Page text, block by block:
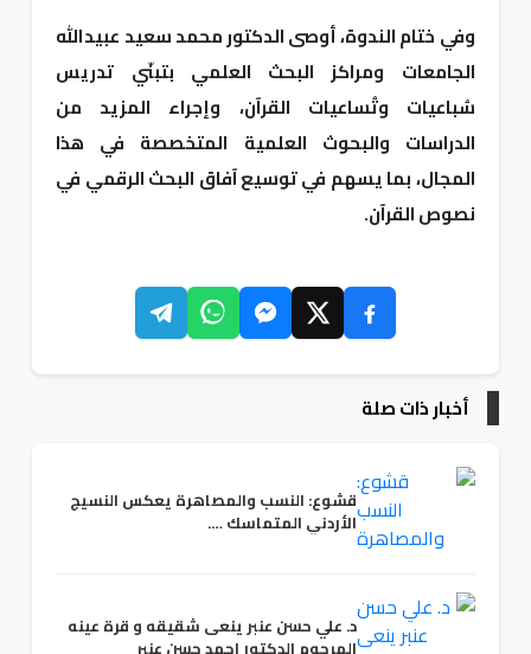
وفي ختام الندوة، أوصى الدكتور محمد سعيد عبيدالله
الجامعات ومراكز البحث العلمي بتبنّي تدريس
سُباعيات وتُساعيات القرآن، وإجراء المزيد من
الدراسات والبحوث العلمية المتخصصة في هذا
المجال، بما يسهم في توسيع آفاق البحث الرقمي في
نصوص القرآن.
أخبار ذات صلة
قشوع: النسب والمصاهرة يعكس النسيج
الأردني المتماسك ….
د. علي حسن عنبر ينعى شقيقه و قرة عينه
المرحوم الدكتور احمد حسن عنبر